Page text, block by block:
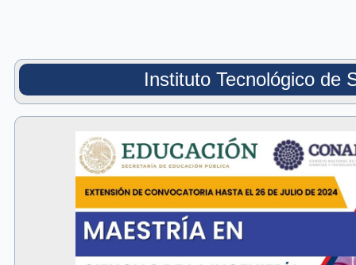
Instituto Tecnológico de